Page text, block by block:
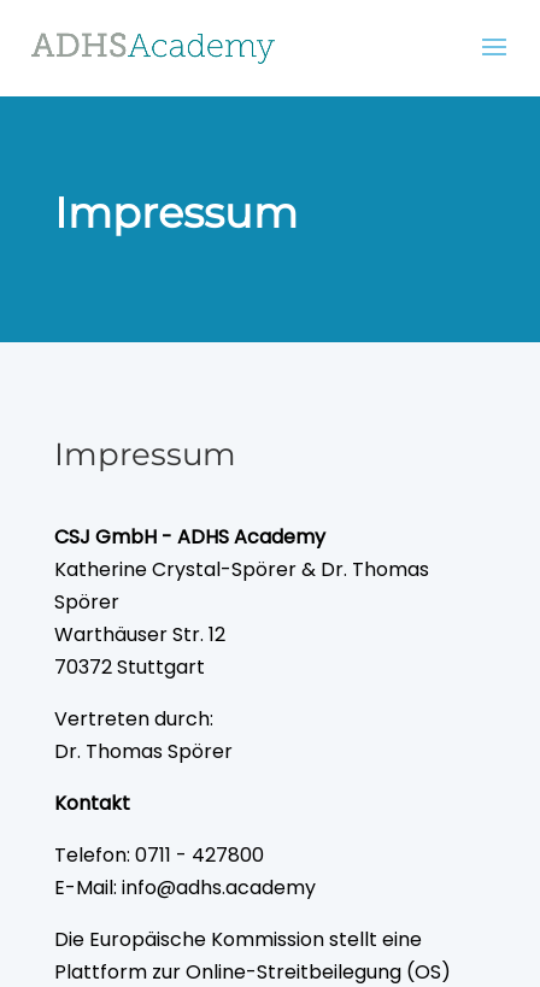
Impressum
Impressum
CSJ GmbH - ADHS Academy
Katherine Crystal-Spörer & Dr. Thomas
Spörer
Warthäuser Str. 12
70372 Stuttgart
Vertreten durch:
Dr. Thomas Spörer
Kontakt
Telefon: 0711 - 427800
E-Mail: info@adhs.academy
Die Europäische Kommission stellt eine
Plattform zur Online-Streitbeilegung (OS)